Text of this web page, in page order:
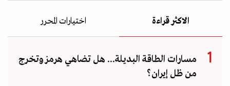
الاكثر قراءة اختيارات المحرر
مسارات الطاقة البديلة... هل تضاهي هرمز وتخرج
من ظل إيران؟